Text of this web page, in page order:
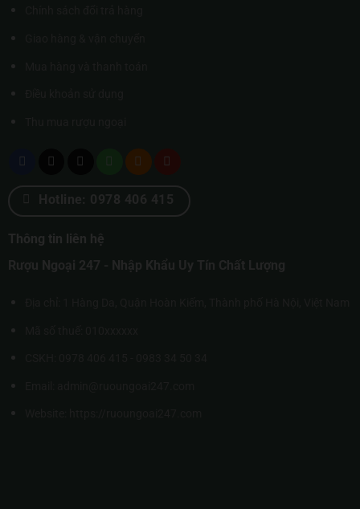
Hotline: 0978 406 415
Thông tin liên hệ
Rượu Ngoại 247 - Nhập Khẩu Uy Tín Chất Lượng